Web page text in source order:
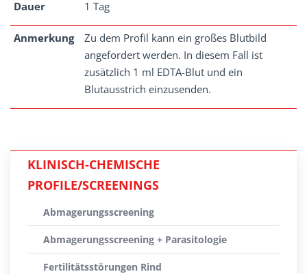
Dauer 1 Tag
Anmerkung
Zu dem Profil kann ein großes Blutbild
angefordert werden. In diesem Fall ist
zusätzlich 1 ml EDTA-Blut und ein
Blutausstrich einzusenden.
KLINISCH-CHEMISCHE
PROFILE/SCREENINGS
Abmagerungsscreening
Abmagerungsscreening + Parasitologie
Fertilitätsstörungen Rind